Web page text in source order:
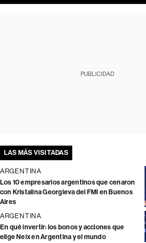
PUBLICIDAD
LAS MÁS VISITADAS
ARGENTINA
Los 10 empresarios argentinos que cenaron
con Kristalina Georgieva del FMI en Buenos
Aires
ARGENTINA
En qué invertir: los bonos y acciones que
elige Neix en Argentina y el mundo